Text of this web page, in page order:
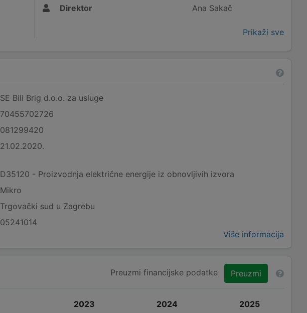
Direktor
Ana Sakač
Prikaži sve
SE Bili Brig d.o.o. za usluge
70455702726
081299420
21.02.2020.
D35120 - Proizvodnja električne energije iz obnovljivih izvora
Mikro
Trgovački sud u Zagrebu
05241014
Više informacija
Preuzmi financijske podatke Preuzmi
2023 2024 2025